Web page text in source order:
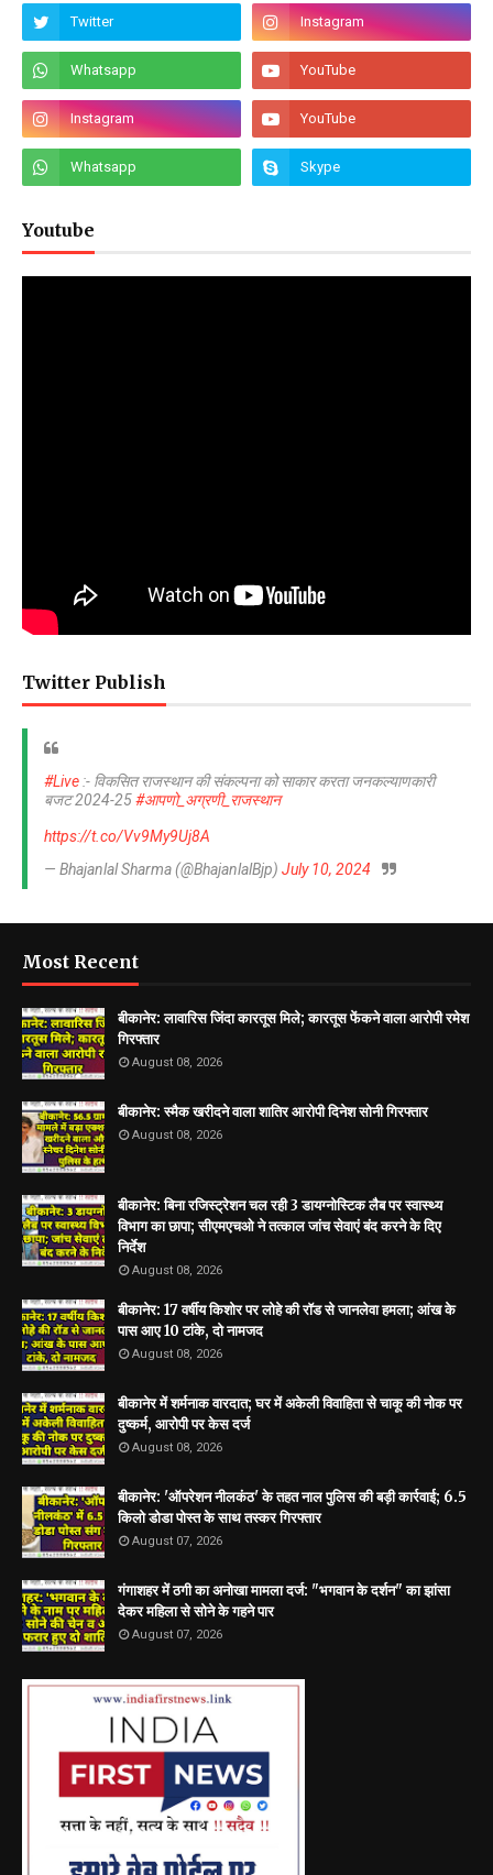
Youtube
Twitter Publish
#Live :- विकसित राजस्थान की संकल्पना को साकार करता जनकल्याणकारी
बजट 2024-25#आपणो_अग्रणी_राजस्थान
https://t.co/Vv9My9Uj8A
— Bhajanlal Sharma (@BhajanlalBjp) July 10, 2024
Most Recent
बीकानेर: लावारिस जिंदा कारतूस मिले; कारतूस फेंकने वाला आरोपी रमेश
गिरफ्तार
August 08, 2026
बीकानेर: स्मैक खरीदने वाला शातिर आरोपी दिनेश सोनी गिरफ्तार
August 08, 2026
बीकानेर: बिना रजिस्ट्रेशन चल रही 3 डायग्नोस्टिक लैब पर स्वास्थ्य
विभाग का छापा; सीएमएचओ ने तत्काल जांच सेवाएं बंद करने के दिए
निर्देश
August 08, 2026
बीकानेर: 17 वर्षीय किशोर पर लोहे की रॉड से जानलेवा हमला; आंख के
पास आए 10 टांके, दो नामजद
August 08, 2026
बीकानेर में शर्मनाक वारदात; घर में अकेली विवाहिता से चाकू की नोक पर
दुष्कर्म, आरोपी पर केस दर्ज
August 08, 2026
बीकानेर: 'ऑपरेशन नीलकंठ' के तहत नाल पुलिस की बड़ी कार्रवाई; 6.5
किलो डोडा पोस्त के साथ तस्कर गिरफ्तार
August 07, 2026
गंगाशहर में ठगी का अनोखा मामला दर्ज: "भगवान के दर्शन" का झांसा
देकर महिला से सोने के गहने पार
August 07, 2026